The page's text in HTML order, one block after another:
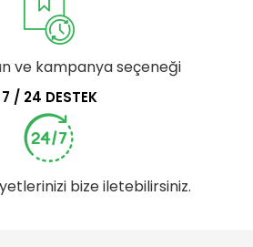
ve kampanya seçeneği
7 / 24 DESTEK
bize iletebilirsiniz.